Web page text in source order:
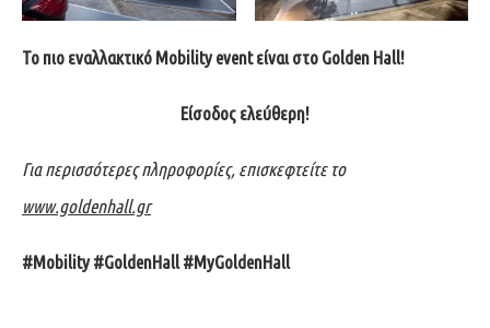
Το πιο εναλλακτικό Mobility event είναι στο Golden Hall!
Είσοδος ελεύθερη!
Για περισσότερες πληροφορίες, επισκεφτείτε τo
www.goldenhall.gr
#Mobility #GoldenHall #MyGoldenHall